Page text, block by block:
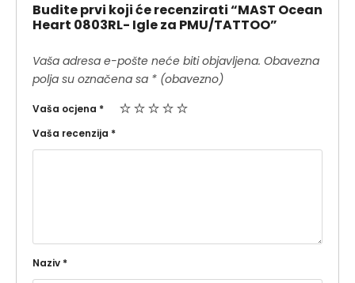
Budite prvi koji će recenzirati “MAST Ocean
Heart 0803RL- Igle za PMU/TATTOO”
Vaša adresa e-pošte neće biti objavljena. Obavezna
polja su označena sa * (obavezno)
Vaša ocjena *
Vaša recenzija *
Naziv *